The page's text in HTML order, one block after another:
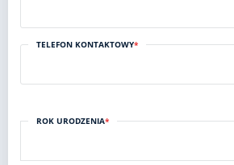
TELEFON KONTAKTOWY*
ROK URODZENIA*